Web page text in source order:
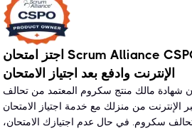
اجتز امتحان Scrum Alliance CSPO عبر
الإنترنت وادفع بعد اجتياز الامتحان
شهادة مالك منتج سكروم المعتمد من تحالف
الإنترنت من منزلك مع خدمة اجتياز الامتحان
تحالف سكروم. في حال عدم اجتيازك الامتحان،